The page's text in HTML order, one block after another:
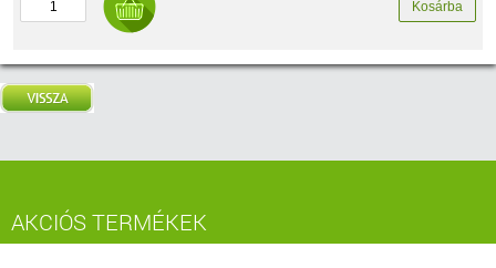
AKCIÓS TERMÉKEK